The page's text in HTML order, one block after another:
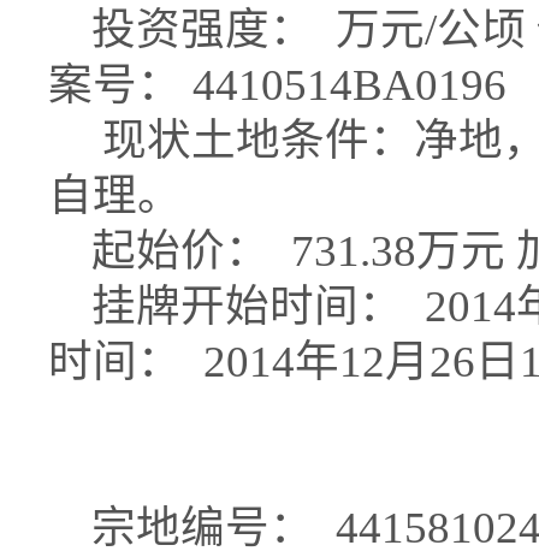
投资强度： 万元/公顷
案号： 4410514BA0196
现状土地条件：净地
自理。
起始价： 731.38万元
挂牌开始时间： 2014
时间： 2014年12月26日
宗地编号：